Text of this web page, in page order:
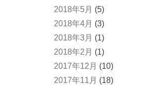
2018年5月 (5)
2018年4月 (3)
2018年3月 (1)
2018年2月 (1)
2017年12月 (10)
2017年11月 (18)